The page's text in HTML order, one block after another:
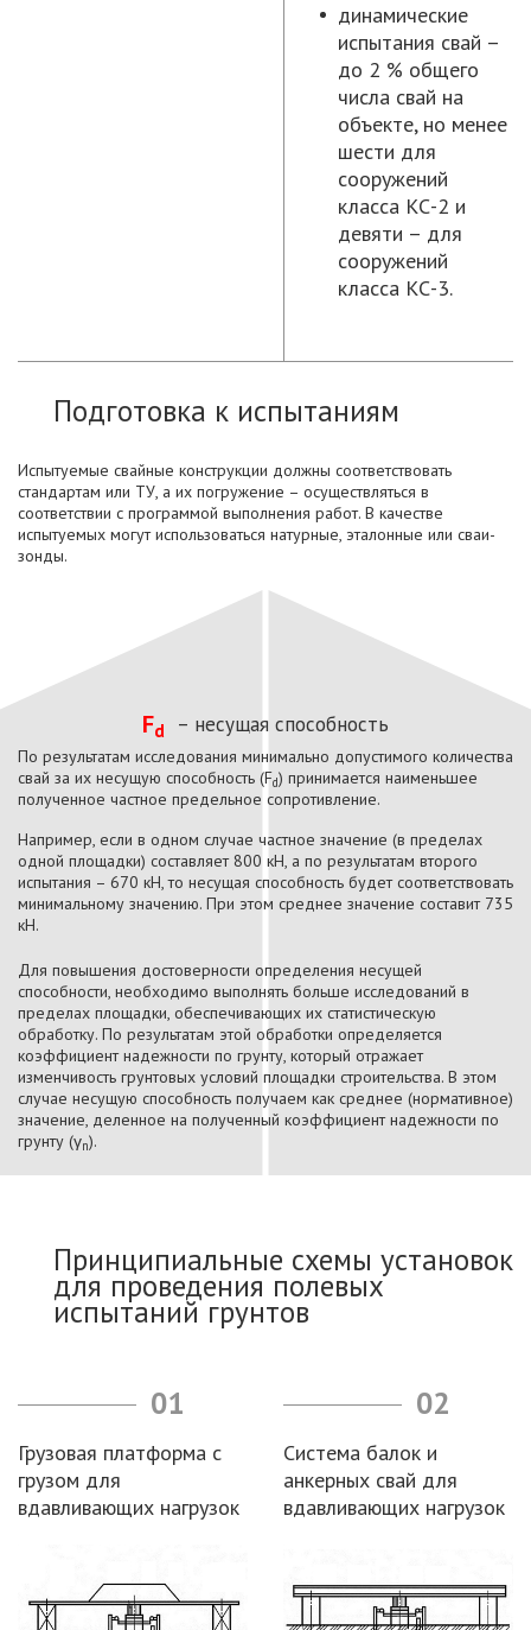
динамические
испытания свай –
до 2 % общего
числа свай на
объекте, но менее
шести для
сооружений
класса КС-2 и
девяти – для
сооружений
класса КС-3.
Подготовка к испытаниям
Испытуемые свайные конструкции должны соответствовать
стандартам или ТУ, а их погружение – осуществляться в
соответствии с программой выполнения работ. В качестве
испытуемых могут использоваться натурные, эталонные или сваи-
зонды.
Fd – несущая способность
По результатам исследования минимально допустимого количества
свай за их несущую способность (Fd) принимается наименьшее
полученное частное предельное сопротивление.
Например, если в одном случае частное значение (в пределах
одной площадки) составляет 800 кН, а по результатам второго
испытания – 670 кН, то несущая способность будет соответствовать
минимальному значению. При этом среднее значение составит 735
кН.
Для повышения достоверности определения несущей
способности, необходимо выполнять больше исследований в
пределах площадки, обеспечивающих их статистическую
обработку. По результатам этой обработки определяется
коэффициент надежности по грунту, который отражает
изменчивость грунтовых условий площадки строительства. В этом
случае несущую способность получаем как среднее (нормативное)
значение, деленное на полученный коэффициент надежности по
грунту (γn).
Принципиальные схемы установок
для проведения полевых
испытаний грунтов
01
Грузовая платформа с
грузом для
вдавливающих нагрузок
02
Система балок и
анкерных свай для
вдавливающих нагрузок